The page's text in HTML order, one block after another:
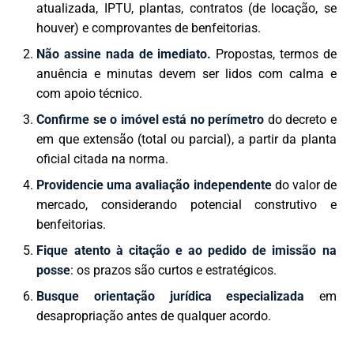
atualizada, IPTU, plantas, contratos (de locação, se
houver) e comprovantes de benfeitorias.
Não assine nada de imediato. Propostas, termos de
anuência e minutas devem ser lidos com calma e
com apoio técnico.
Confirme se o imóvel está no perímetro do decreto e
em que extensão (total ou parcial), a partir da planta
oficial citada na norma.
Providencie uma avaliação independentedo valor de
mercado, considerando potencial construtivo e
benfeitorias.
Fique atento à citação e ao pedido de imissão na
posse: os prazos são curtos e estratégicos.
Busque orientação jurídica especializada em
desapropriação antes de qualquer acordo.